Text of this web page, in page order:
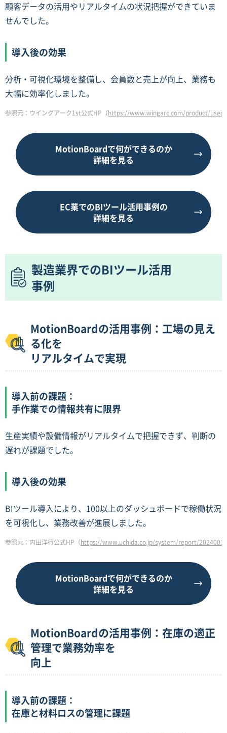
顧客データの活用やリアルタイムの状況把握ができていま
せんでした。
導入後の効果
分析・可視化環境を整備し、会員数と売上が向上、業務も
大幅に効率化しました。
参照元：ウイングアーク1st公式HP（https://www.wingarc.com/product/
MotionBoardで何ができるのか
詳細を見る
EC業でのBIツール活用事例の
詳細を見る
製造業界でのBIツール活用
事例
MotionBoardの活用事例：工場の見え
る化を
リアルタイムで実現
導入前の課題：
手作業での情報共有に限界
生産実績や設備情報がリアルタイムで把握できず、判断の
遅れが課題でした。
導入後の効果
BIツール導入により、100以上のダッシュボードで稼働状況
を可視化し、業務改善が進展しました。
参照元：内田洋行公式HP（https://www.uchida.co.jp/system/report/
MotionBoardで何ができるのか
詳細を見る
MotionBoardの活用事例：在庫の適正
管理で業務効率を
向上
導入前の課題：
在庫と材料ロスの管理に課題